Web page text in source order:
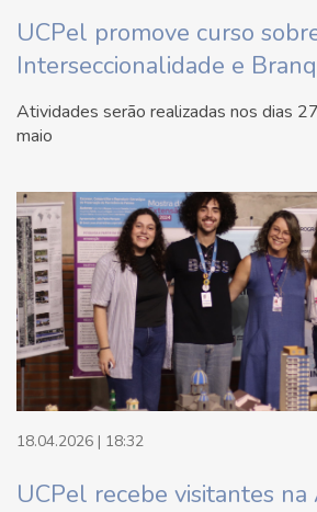
UCPel promove curso
Interseccionalidade e
Atividades serão realizadas nos dias
maio
18.04.2026 | 18:32
UCPel recebe visitantes na